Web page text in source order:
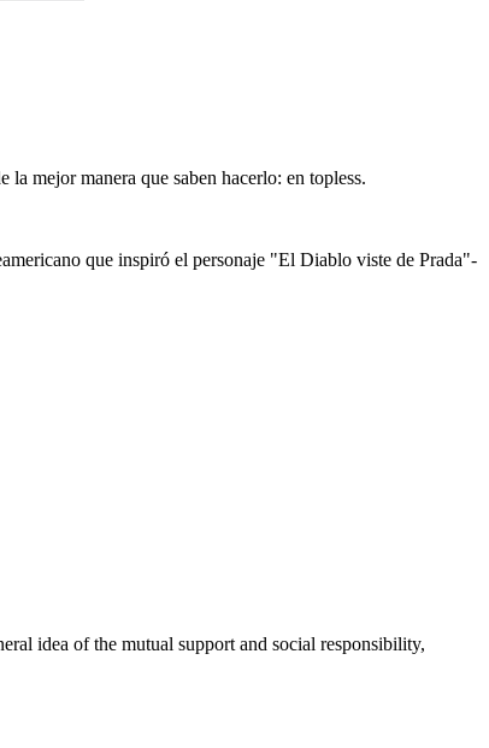
mejor manera que saben hacerlo: en topless.
que inspiró el personaje "El Diablo viste de Prada"-
idea of the mutual support and social responsibility,